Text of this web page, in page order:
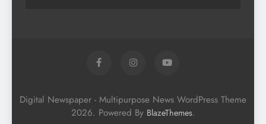
Digital Newspaper - Multipurpose News WordPress Theme
2026. Powered By BlazeThemes.